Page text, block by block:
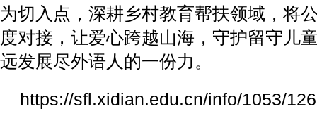
为切入点，深耕乡村教育帮扶领域，将
度对接，让爱心跨越山海，守护留守儿
远发展尽外语人的一份力。
https://sfl.xidian.edu.cn/info/1053/